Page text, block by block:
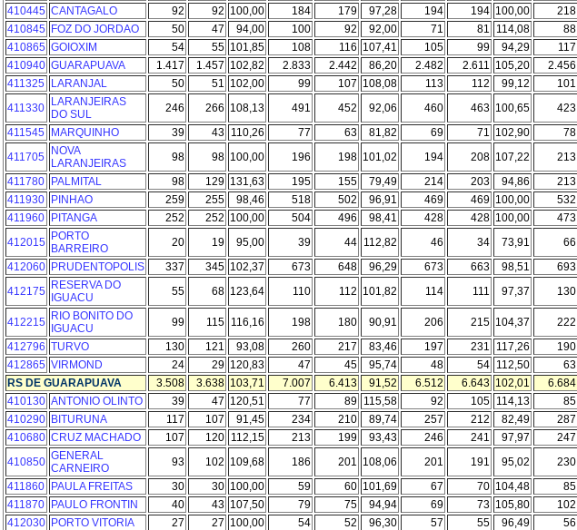
410445 CANTAGALO 92 92 100,00 184 179 97,28 194 194 100,00 218
410845
FOZ DO JORDAO 50 47 94,00 100 92 92,00 71 81 114,08 88
410865 GOIOXIM 54 55 101,85 108 116 107,41 105 99 94,29 117
410940 GUARAPUAVA 1.417 1.457 102,82 2.833 2.442 86,20 2.482 2.611 105,20 2.456
411325
LARANJAL 50 51 102,00 99 107 108,08 113 112 99,12 101
411330
LARANJEIRAS
DO SUL
246 266 108,13 491 452 92,06 460 463 100,65 423
411545
MARQUINHO 39 43 110,26 77 63 81,82 69 71 102,90 78
411705
NOVA
LARANJEIRAS
98 98 100,00 196 198 101,02 194 208 107,22 213
411780
PALMITAL 98 129 131,63 195 155 79,49 214 203 94,86 213
411930
PINHAO 259 255 98,46 518 502 96,91 469 469 100,00 532
411960
PITANGA 252 252 100,00 504 496 98,41 428 428 100,00 473
412015
PORTO
BARREIRO
20 19 95,00 39 44 112,82 46 34 73,91 66
412060 PRUDENTOPOLIS 337 345 102,37 673 648 96,29 673 663 98,51 693
412175
RESERVA DO
IGUACU
55 68 123,64 110 112 101,82 114 111 97,37 130
412215
RIO BONITO DO
IGUACU
99 115 116,16 198 180 90,91 206 215 104,37 222
412796 TURVO 130 121 93,08 260 217 83,46 197 231 117,26 190
412865 VIRMOND 24 29 120,83 47 45 95,74 48 54 112,50 63
RS DE GUARAPUAVA
3.508 3.638 103,71 7.007 6.413 91,52 6.512 6.643 102,01 6.684
410130 ANTONIO OLINTO 39 47 120,51 77 89 115,58 92 105 114,13 85
410290 BITURUNA 117 107 91,45 234 210 89,74 257 212 82,49 287
410680 CRUZ MACHADO 107 120 112,15 213 199 93,43 246 241 97,97 247
410850 GENERAL
CARNEIRO
93 102 109,68 186 201 108,06 201 191 95,02 230
411860
PAULA FREITAS 30 30 100,00 59 60 101,69 67 70 104,48 85
411870
PAULO FRONTIN 40 43 107,50 79 75 94,94 69 73 105,80 102
412030 PORTO VITORIA 27 27 100,00 54 52 96,30 57 55 96,49 56